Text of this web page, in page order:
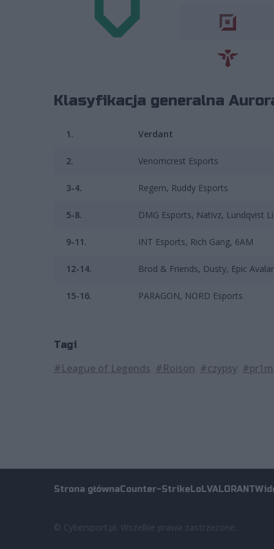
Klasyfikacja generalna
1. Verdant
2. Venomcrest Esports
3-4. Regem, Ruddy Esports
5-8. DMG Esports, Nativz, Lundqvist
9-11. INT Esports, Rich Gang, 6AM
12-14. Brod & Friends, Dusty, Epic
15-16. PARAGON, NORD Esports
Tagi
#League of Legends #Roison #czypsy
Strona głównaCounter-StrikeLoLVALORANT